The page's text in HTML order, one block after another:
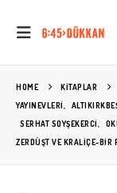
HOME
KITAPLAR
YAYINEVLERİ
SERHAT SOYŞEKERCI
ZERDÜŞT VE KRALIÇE-BIR